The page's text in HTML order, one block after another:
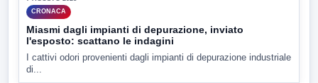
CRONACA
Miasmi dagli impianti di depurazione, inviato
l'esposto: scattano le indagini
I cattivi odori provenienti dagli impianti di depurazione industriale
di...